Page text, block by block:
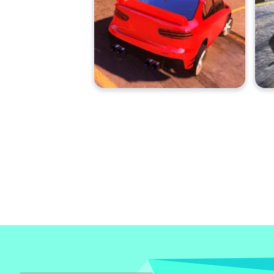
Nissan Skyline GTR (R34)
Lexus GS
Dodge Challenger Hellcat
Ford Mustang Fastback (S550)
Existem 10 locais no jogo completos com